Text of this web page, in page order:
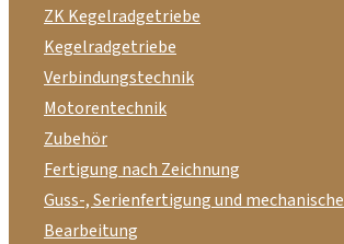
ZK Kegelradgetriebe
Kegelradgetriebe
Verbindungstechnik
Motorentechnik
Zubehör
Fertigung nach Zeichnung
Guss-, Serienfertigung und mechanische
Bearbeitung